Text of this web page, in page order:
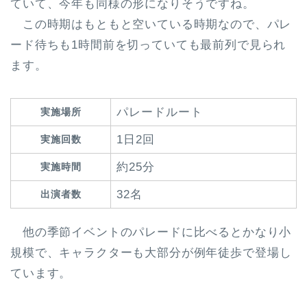
ていて、今年も同様の形になりそうですね。
この時期はもともと空いている時期なので、パレ
ード待ちも1時間前を切っていても最前列で見られ
ます。
実施場所 パレードルート
実施回数 1日2回
実施時間 約25分
出演者数 32名
他の季節イベントのパレードに比べるとかなり小
規模で、 キャラクターも大部分が例年徒歩で登場 し
ています。